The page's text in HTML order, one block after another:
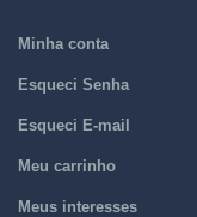
Minha conta
Esqueci Senha
Esqueci E-mail
Meu carrinho
Meus interesses